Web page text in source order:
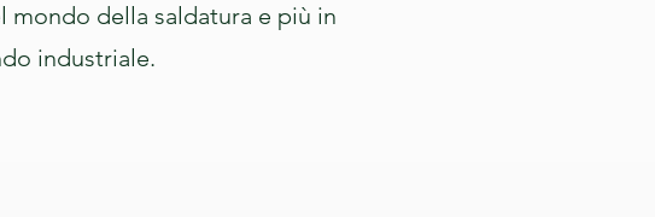
mondo della saldatura e più in
industriale.